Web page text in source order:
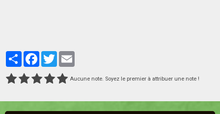
PartagerFacebook
Twitter
Aucune note. Soyez le premier à attribuer une note !